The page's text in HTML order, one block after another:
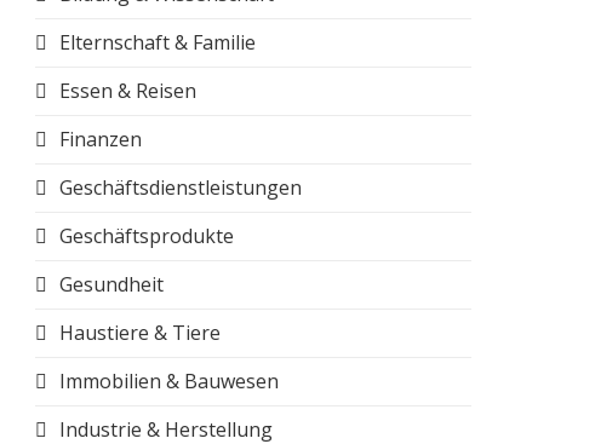
Elternschaft & Familie
Essen & Reisen
Finanzen
Geschäftsdienstleistungen
Geschäftsprodukte
Gesundheit
Haustiere & Tiere
Immobilien & Bauwesen
Industrie & Herstellung